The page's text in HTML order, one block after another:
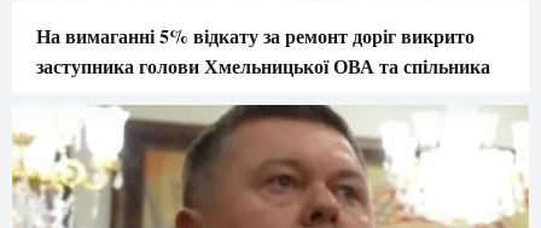
На вимаганні 5% відкату за ремонт доріг викрито
заступника голови Хмельницької ОВА та спільника